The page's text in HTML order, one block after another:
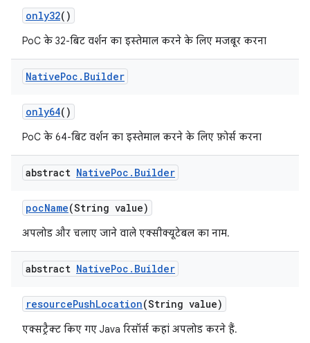
only32()
PoC के 32-बिट वर्शन का इस्तेमाल करने के लिए मजबूर करना
NativePoc . Builder
only64()
PoC के 64-बिट वर्शन का इस्तेमाल करने के लिए फ़ोर्स करना
abstract NativePoc . Builder
pocName(String value)
अपलोड और चलाए जाने वाले एक्सीक्यूटेबल का नाम.
abstract NativePoc . Builder
resourcePushLocation(String value)
एक्सट्रैक्ट किए गए Java रिसॉर्स कहां अपलोड करने हैं.